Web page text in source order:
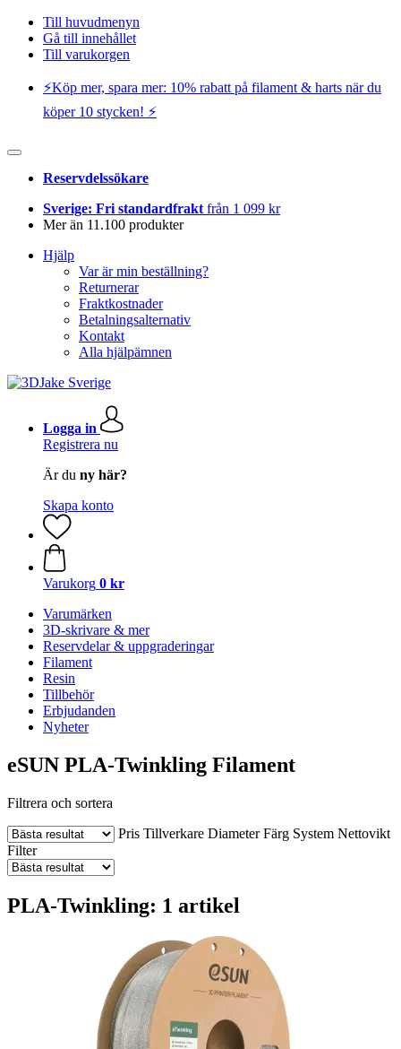
Till huvudmenyn
Gå till innehållet
Till varukorgen
⚡️Köp mer, spara mer: 10% rabatt på filament & harts när du
köper 10 stycken! ⚡️
Reservdelssökare
Sverige: Fri standardfrakt från 1 099 kr
Mer än 11.100 produkter
Hjälp
Var är min beställning?
Returnerar
Fraktkostnader
Betalningsalternativ
Kontakt
Alla hjälpämnen
Logga in
Registrera nu
Är du ny här?
Skapa konto
Varukorg 0 kr
Varumärken
3D-skrivare & mer
Reservdelar & uppgraderingar
Filament
Resin
Tillbehör
Erbjudanden
Nyheter
eSUN PLA-Twinkling Filament
Filtrera och sortera
Pris Tillverkare Diameter Färg System Nettovikt
Filter
PLA-Twinkling: 1 artikel